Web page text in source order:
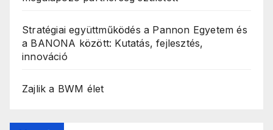
Stratégiai együttműködés a Pannon Egyetem és
a BANONA között: Kutatás, fejlesztés,
innováció
Zajlik a BWM élet